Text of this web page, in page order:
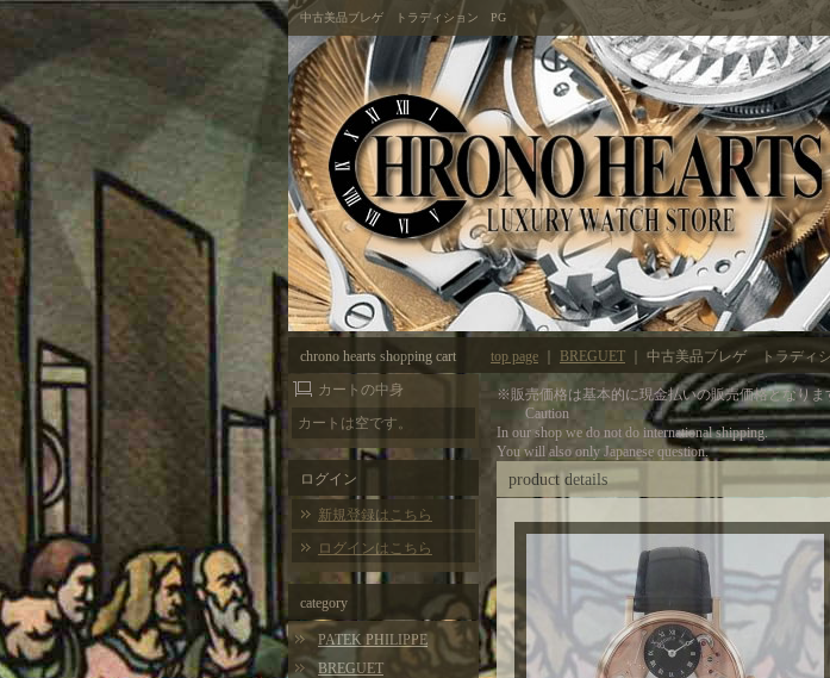
中古美品ブレゲ トラディション PG
chrono hearts shopping cart
カートの中身
カートは空です。
ログイン
新規登録はこちら
ログインはこちら
category
PATEK PHILIPPE
BREGUET
top page BREGUET 中古美品ブレゲ トラディ
※販売価格は基本的に現金払いの販売価格となりま
Caution
In our shop we do not do international shipping.
You will also only Japanese question.
product details